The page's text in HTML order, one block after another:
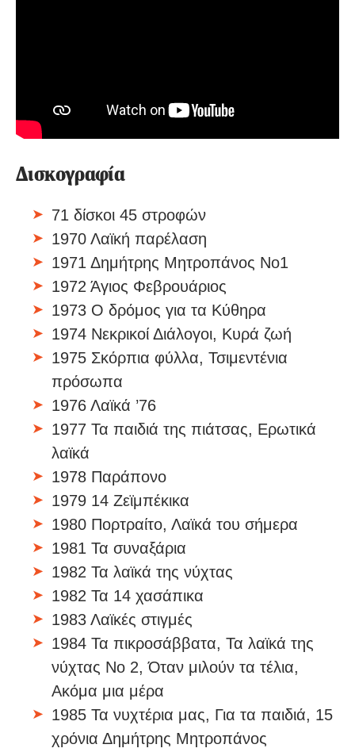
Δισκογραφία
71 δίσκοι 45 στροφών
1970 Λαϊκή παρέλαση
1971 Δημήτρης Μητροπάνος Νο1
1972 Άγιος Φεβρουάριος
1973 Ο δρόμος για τα Κύθηρα
1974 Νεκρικοί Διάλογοι, Κυρά ζωή
1975 Σκόρπια φύλλα, Τσιμεντένια
πρόσωπα
1976 Λαϊκά ’76
1977 Τα παιδιά της πιάτσας, Ερωτικά
λαϊκά
1978 Παράπονο
1979 14 Ζεϊμπέκικα
1980 Πορτραίτο, Λαϊκά του σήμερα
1981 Τα συναξάρια
1982 Τα λαϊκά της νύχτας
1982 Τα 14 χασάπικα
1983 Λαϊκές στιγμές
1984 Τα πικροσάββατα, Τα λαϊκά της
νύχτας Νο 2, Όταν μιλούν τα τέλια,
Ακόμα μια μέρα
1985 Τα νυχτέρια μας, Για τα παιδιά, 15
χρόνια Δημήτρης Μητροπάνος